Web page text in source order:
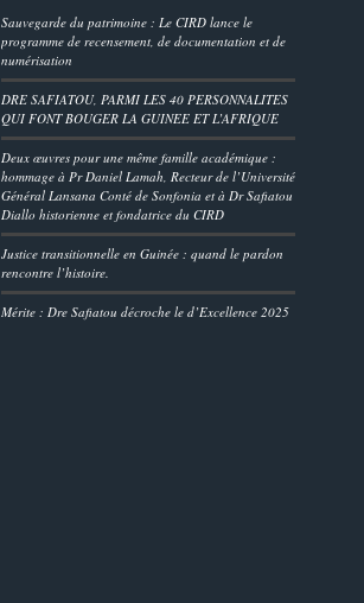
Sauvegarde du patrimoine : Le CIRD lance le
programme de recensement, de documentation et de
numérisation
DRE SAFIATOU, PARMI LES 40 PERSONNALITES
QUI FONT BOUGER LA GUINEE ET L’AFRIQUE
Deux œuvres pour une même famille académique :
hommage à Pr Daniel Lamah, Recteur de l’Université
Général Lansana Conté de Sonfonia et à Dr Safiatou
Diallo historienne et fondatrice du CIRD
Justice transitionnelle en Guinée : quand le pardon
rencontre l’histoire.
Mérite : Dre Safiatou décroche le d’Excellence 2025